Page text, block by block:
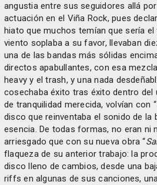
angustia entre sus seguidores allá
actuación en el Viña Rock, pues
hiato que muchos temían que sería el
viento soplaba a su favor, llevaban
una de las bandas más sólidas
directos apabullantes, con esa
heavy y el trash, y una nada
cosechaba éxito tras éxito dentro del
de tranquilidad merecida, volvían con “
disco que reinventaba el sonido de la
esencia. De todas formas, no eran ni
arriesgado que con su nueva obra “
flaqueza de su anterior trabajo: la
disco lleno de cambios, desde una
riffs en algunas de sus canciones,